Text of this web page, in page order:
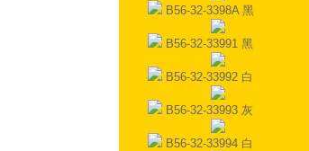
B56-32-3398A 黑
B56-32-33991 黑
B56-32-33992 白
B56-32-33993 灰
B56-32-33994 白